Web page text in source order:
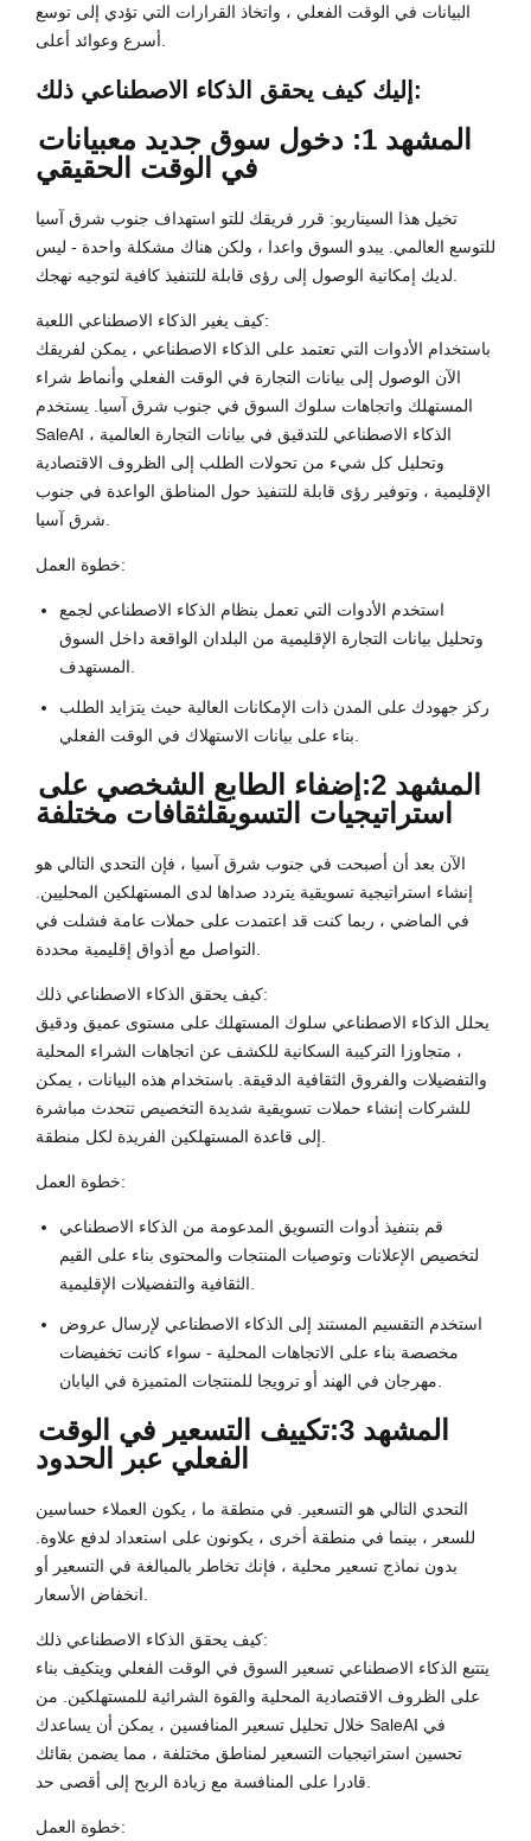
البيانات في الوقت الفعلي ، واتخاذ القرارات التي تؤدي إلى توسع
أسرع وعوائد أعلى.
إليك كيف يحقق الذكاء الاصطناعي ذلك:
المشهد 1: دخول سوق جديد مع
بيانات
في الوقت الحقيقي
تخيل هذا السيناريو: قرر فريقك للتو استهداف جنوب شرق آسيا
للتوسع العالمي. يبدو السوق واعدا ، ولكن هناك مشكلة واحدة - ليس
لديك إمكانية الوصول إلى رؤى قابلة للتنفيذ كافية لتوجيه نهجك.
كيف يغير الذكاء الاصطناعي اللعبة:
باستخدام الأدوات التي تعتمد على الذكاء الاصطناعي ، يمكن لفريقك
الآن الوصول إلى بيانات التجارة في الوقت الفعلي وأنماط شراء
المستهلك واتجاهات سلوك السوق في جنوب شرق آسيا. يستخدم
SaleAI الذكاء الاصطناعي للتدقيق في بيانات التجارة العالمية ،
وتحليل كل شيء من تحولات الطلب إلى الظروف الاقتصادية
الإقليمية ، وتوفير رؤى قابلة للتنفيذ حول المناطق الواعدة في جنوب
شرق آسيا.
خطوة العمل:
استخدم الأدوات التي تعمل بنظام الذكاء الاصطناعي لجمع
وتحليل بيانات التجارة الإقليمية من البلدان الواقعة داخل السوق
المستهدف.
ركز جهودك على المدن ذات الإمكانات العالية حيث يتزايد الطلب
بناء على بيانات الاستهلاك في الوقت الفعلي.
المشهد 2:
إضفاء الطابع الشخصي على
استراتيجيات التسويقلثقافات مختلفة
الآن بعد أن أصبحت في جنوب شرق آسيا ، فإن التحدي التالي هو
إنشاء استراتيجية تسويقية يتردد صداها لدى المستهلكين المحليين.
في الماضي ، ربما كنت قد اعتمدت على حملات عامة فشلت في
التواصل مع أذواق إقليمية محددة.
كيف يحقق الذكاء الاصطناعي ذلك:
يحلل الذكاء الاصطناعي سلوك المستهلك على مستوى عميق ودقيق
، متجاوزا التركيبة السكانية للكشف عن اتجاهات الشراء المحلية
والتفضيلات والفروق الثقافية الدقيقة. باستخدام هذه البيانات ، يمكن
للشركات إنشاء حملات تسويقية شديدة التخصيص تتحدث مباشرة
إلى قاعدة المستهلكين الفريدة لكل منطقة.
خطوة العمل:
قم بتنفيذ أدوات التسويق المدعومة من الذكاء الاصطناعي
لتخصيص الإعلانات وتوصيات المنتجات والمحتوى بناء على القيم
الثقافية والتفضيلات الإقليمية.
استخدم التقسيم المستند إلى الذكاء الاصطناعي لإرسال عروض
مخصصة بناء على الاتجاهات المحلية - سواء كانت تخفيضات
مهرجان في الهند أو ترويجا للمنتجات المتميزة في اليابان.
المشهد 3:
تكييف التسعير في الوقت
الفعلي عبر الحدود
التحدي التالي هو التسعير. في منطقة ما ، يكون العملاء حساسين
للسعر ، بينما في منطقة أخرى ، يكونون على استعداد لدفع علاوة.
بدون نماذج تسعير محلية ، فإنك تخاطر بالمبالغة في التسعير أو
انخفاض الأسعار.
كيف يحقق الذكاء الاصطناعي ذلك:
يتتبع الذكاء الاصطناعي تسعير السوق في الوقت الفعلي ويتكيف بناء
على الظروف الاقتصادية المحلية والقوة الشرائية للمستهلكين. من
خلال تحليل تسعير المنافسين ، يمكن أن يساعدك SaleAI في
تحسين استراتيجيات التسعير لمناطق مختلفة ، مما يضمن بقائك
قادرا على المنافسة مع زيادة الربح إلى أقصى حد.
خطوة العمل: